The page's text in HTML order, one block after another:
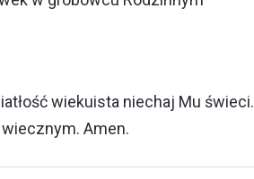
wiekuista niechaj Mu świeci.
Amen.